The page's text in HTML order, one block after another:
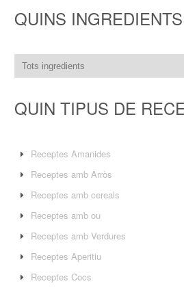
QUINS
QUIN TIPUS DE
Receptes Amanides
Receptes amb Arròs
Receptes amb cereals
Receptes amb ou
Receptes amb Verdures
Receptes Aperitiu
Receptes Cocs